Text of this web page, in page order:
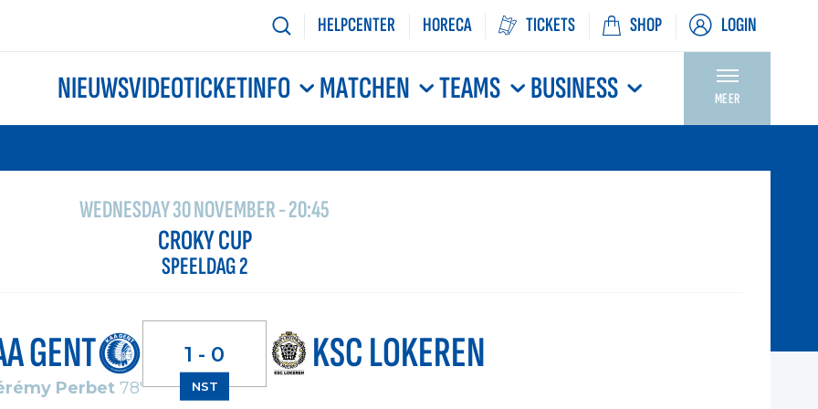
HELPCENTER HORECA TICKETS SHOP LOGIN
NIEUWSVIDEOTICKETINFO MATCHEN TEAMS BUSINESS MEER
WEDNESDAY 30 NOVEMBER - 20:45
CROKY CUP
SPEELDAG 2
GENT
Perbet 78'
1 - 0
NST
KSC LOKEREN